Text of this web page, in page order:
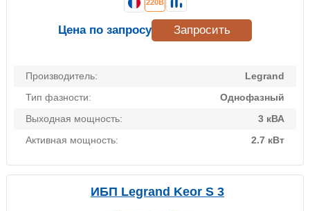
Производитель:
Legrand
Тип фазности:
Однофазный
Выходная мощность:
3 кВА
Активная мощность:
2.7 кВт
220В
Цена по запросу Запросить
ИБП Legrand Keor S 3